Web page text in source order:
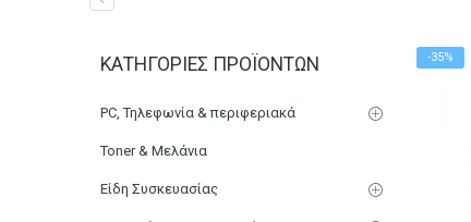
Tιμολόγιο Παροχής -35%
ΚΑΤΗΓΟΡΊΕΣ ΠΡΟΪΌΝΤΩΝ
PC, Τηλεφωνία & περιφεριακά
Toner & Μελάνια
Είδη Συσκευασίας